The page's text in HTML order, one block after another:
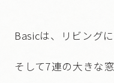
Basicは、リビング
そして7連の大きな